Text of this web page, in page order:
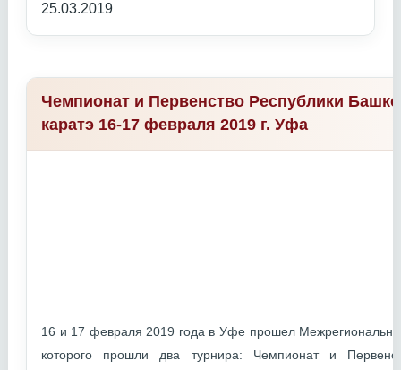
25.03.2019
Чемпионат и Первенство Республики
каратэ 16-17 февраля 2019 г. Уфа
16 и 17 февраля 2019 года в Уфе прошел
которого прошли два турнира: Чемпионат и